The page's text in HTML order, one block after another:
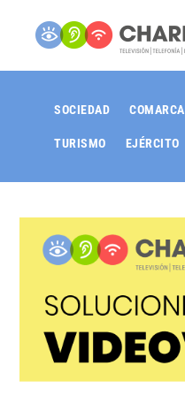
SOCIEDAD COMARCA
TURISMO EJÉRCITO